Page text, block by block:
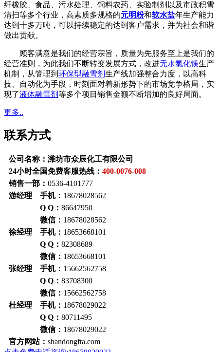
纤橡胶、食品、污水处理、饲料农药、实验制剂以及市政积雪
清扫等多个行业，高素质多规格的元明粉和软水盐年生产能力
达到十多万吨，可以持续稳定的达到客户需求，并为社会和谐
做出贡献。
顾客满意是我们的经营宗旨，质量为先服务至上是我们的
经营准则，为此我们不断转变发展方式，改进无水氯化镁生产
机制，从管理到 环保型融雪剂 生产线加强整合力度，以高科
技、自动化为手段，时刻面对着新形势下的市场竞争格局，实
现了液体融雪剂 等多个项目销售金额不断增加的良好局面。
更多..
联系方式
公司名称：潍坊市众辰化工有限公司
24小时全国免费客服热线： 400-0076-008
销售一部： 0536-4101777
游经理 手机： 18678028562
Q Q： 86647950
微信： 18678028562
徐经理 手机： 18653668101
Q Q： 82308689
微信： 18653668101
张经理 手机： 15662562758
Q Q： 83708300
微信： 15662562758
杜经理 手机： 18678029022
Q Q： 80711495
微信： 18678029022
官方网站： shandongfta.com